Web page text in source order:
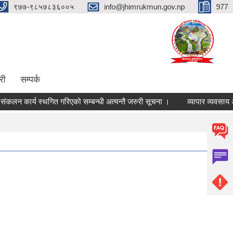
९७७-९८५७८३६००५ info@jhimrukmun.gov.np 977
सम्पर्क
कार्य स्थगित गरिएको सम्बन्धी अत्यन्तै जरुरी सूचना । व्यापार व्यवसाय